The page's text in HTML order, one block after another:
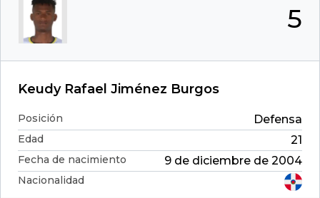
5
Keudy Rafael Jiménez Burgos
Posición Defensa
Edad 21
Fecha de nacimiento 9 de diciembre de 2004
Nacionalidad